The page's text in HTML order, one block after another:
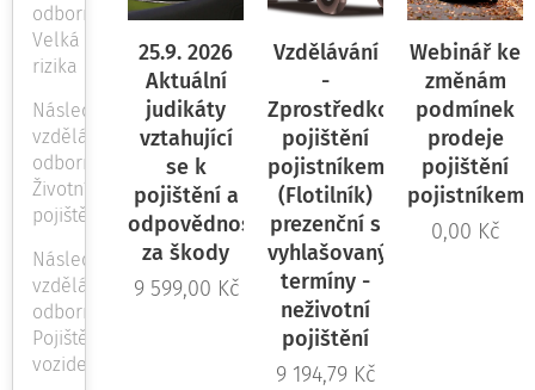
odbornost
Velká
rizika
Následné
vzdělávání
odbornost
Životní
pojištění
Následné
vzdělávání
odbornost
Pojištění
vozidel
25.9. 2026
Aktuální
judikáty
vztahující
se k
pojištění a
odpovědnosti
za škody
9 599,00 Kč
Vzdělávání
-
Zprostředkování
pojištění
pojistníkem
(Flotilník)
prezenční s
vyhlašovanými
termíny -
neživotní
pojištění
9 194,79 Kč
Webinář ke
změnám
podmínek
prodeje
pojištění
pojistníkem
0,00 Kč